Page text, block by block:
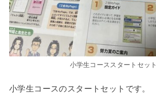
小学生コーススタートセット
小学生コースのスタートセットです。